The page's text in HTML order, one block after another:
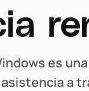
es
a